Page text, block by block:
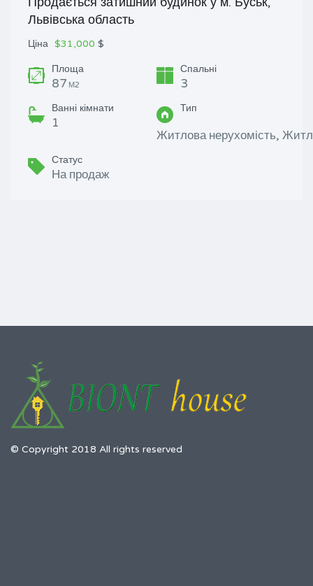
Львівська область
Ціна $31,000 $
Площа
87 М2
Спальні
3
Ванні кімнати
1
Тип
Житлова нерухомість,
Статус
На продаж
© Copyright 2018 All rights reserved